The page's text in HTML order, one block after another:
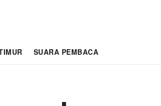
SUARA PEMBACA